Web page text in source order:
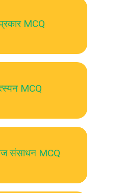
MCQ
MCQ
संसाधन MCQ